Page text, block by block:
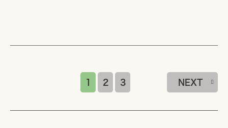
1 2 3 NEXT